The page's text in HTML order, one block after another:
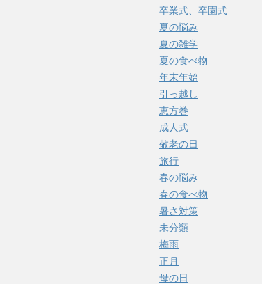
卒業式、卒園式
夏の悩み
夏の雑学
夏の食べ物
年末年始
引っ越し
恵方巻
成人式
敬老の日
旅行
春の悩み
春の食べ物
暑さ対策
未分類
梅雨
正月
母の日